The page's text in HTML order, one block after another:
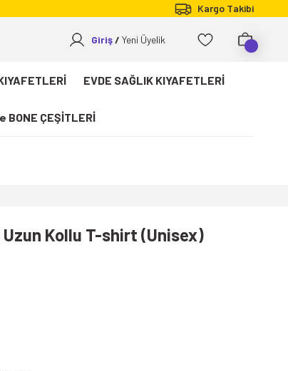
Kargo Takibi
Giriş Yeni Üyelik
EVDE SAĞLIK KIYAFETLERİ
BONE ÇEŞİTLERİ
Uzun Kollu T-shirt (Unisex)